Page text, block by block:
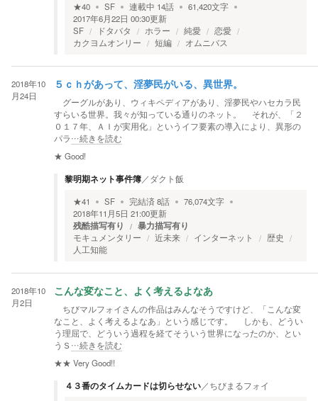
★40 SF 連載中 14話 61,420文字
2017年6月22日 00:30更新
SF
ドタバタ ホラー 純愛
恋愛
カクヨムオンリー
短編 オムニバス
2018年10
月24日
５ｃｈがあって、淫夢民がいる、異世界。
グーグルがあり、ウィキペディアがあり、淫夢民やハセカラ民
すらいる世界。我々が知っている通りのネット。 それが、「２
０１７年、ＡＩが実用化」というイフ要素の導入により、異形の
パラ…続きを読む
★ Good!
黎明期ネット事件簿／ダクト飯
★41 SF 完結済8話 76,074文字
2018年11月5日 21:00更新
残酷描写有り 暴力描写有り
モキュメンタリー 近未来 インターネット
歴史
人工知能
2018年10
月2日
こんな変なこと、よく考えるよなあ
ちびマルフォイさんの作品はみんなそうですけど、「こんな変
なこと、よく考えるよなあ」という感じです。 しかも、どうい
う理屈で、どういう過程を経てそういう世界になったのか、とい
うＳ …続きを読む
★★ Very Good!!
４３番のタイムカードは切らせない／ちびまるフォイ